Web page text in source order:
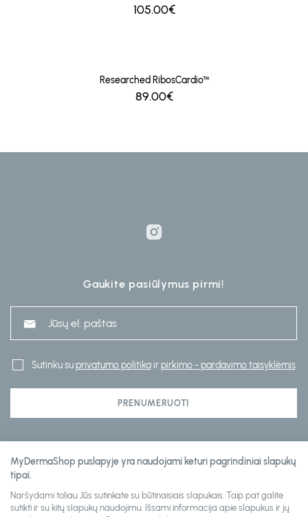
105.00€
Researched RibosCardio™
89.00€
Klientų aptarnavimas
Informacija
Gaukite pasiūlymus pirmi!
Sutinku su privatumo politikair pirkimo - pardavimo taisyklėmis
PRENUMERUOTI
MyDermaShop puslapyje yra naudojami keturi pagrindiniai slapukų
tipai.
Naršydami toliau Jūs sutinkate su būtinaisiais slapukais. Taip pat galite
sutikti ir su kitų slapukų naudojimu. Išsami informacija apie slapukus ir jų